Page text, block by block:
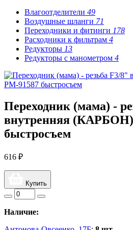
Влагоотделители 49
Воздушные шланги 71
Переходники и фитинги 178
Расходники к фильтрам 4
Редукторы 13
Редукторы с манометром 4
Переходник (мама) -
внутренняя
быстросъем
616 ₽
Купить
Наличие: